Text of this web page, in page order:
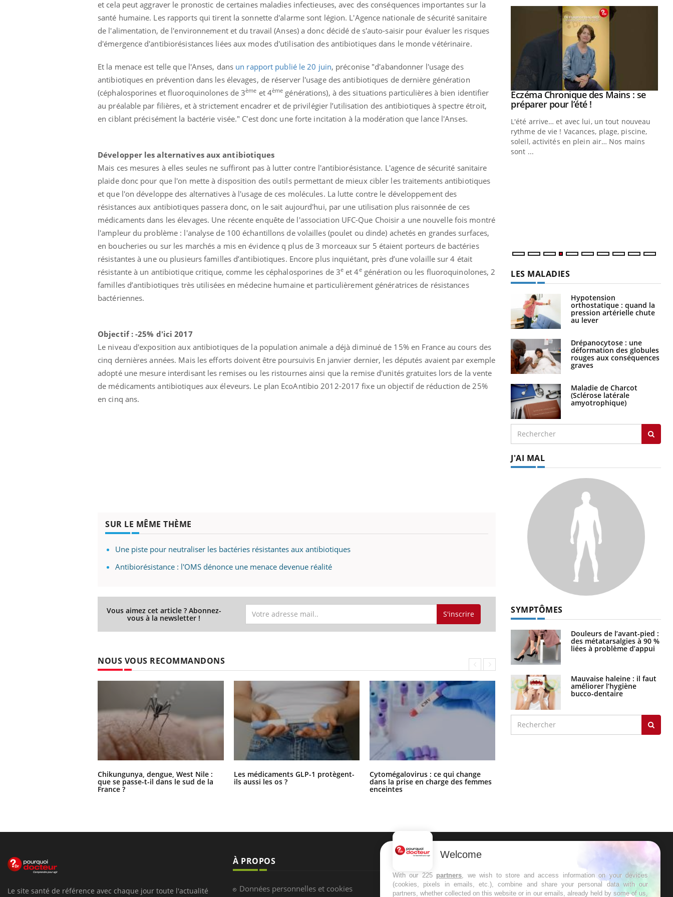
et cela peut aggraver le pronostic de certaines maladies infectieuses, avec des conséquences importantes sur la
santé humaine. Les rapports qui tirent la sonnette d'alarme sont légion. L'Agence nationale de sécurité sanitaire
de l'alimentation, de l'environnement et du travail (Anses) a donc décidé de s'auto-saisir pour évaluer les risques
d'émergence d'antibiorésistances liées aux modes d'utilisation des antibiotiques dans le monde vétérinaire.
Et la menace est telle que l'Anses, dans un rapport publié le 20 juin, préconise "d'abandonner l'usage des
antibiotiques en prévention dans les élevages, de réserver l'usage des antibiotiques de dernière génération
(céphalosporines et fluoroquinolones de 3ème et 4ème générations), à des situations particulières à bien identifier
au préalable par filières, et à strictement encadrer et de privilégier l’utilisation des antibiotiques à spectre étroit,
en ciblant précisément la bactérie visée." C'est donc une forte incitation à la modération que lance l'Anses.
Développer les alternatives aux antibiotiques
Mais ces mesures à elles seules ne suffiront pas à lutter contre l'antibiorésistance. L'agence de sécurité sanitaire
plaide donc pour que l'on mette à disposition des outils permettant de mieux cibler les traitements antibiotiques
et que l'on développe des alternatives à l'usage de ces molécules. La lutte contre le développement des
résistances aux antibiotiques passera donc, on le sait aujourd'hui, par une utilisation plus raisonnée de ces
médicaments dans les élevages. Une récente enquête de l'association UFC-Que Choisir a une nouvelle fois montré
l'ampleur du problème : l'analyse de 100 échantillons de volailles (poulet ou dinde) achetés en grandes surfaces,
en boucheries ou sur les marchés a mis en évidence q plus de 3 morceaux sur 5 étaient porteurs de bactéries
résistantes à une ou plusieurs familles d’antibiotiques. Encore plus inquiétant, près d’une volaille sur 4 était
résistante à un antibiotique critique, comme les céphalosporines de 3e et 4egénération ou les fluoroquinolones, 2
familles d’antibiotiques très utilisées en médecine humaine et particulièrement génératrices de résistances
bactériennes.
Objectif : -25% d'ici 2017
Le niveau d'exposition aux antibiotiques de la population animale a déjà diminué de 15% en France au cours des
cinq dernières années. Mais les efforts doivent être poursuivis En janvier dernier, les députés avaient par exemple
adopté une mesure interdisant les remises ou les ristournes ainsi que la remise d'unités gratuites lors de la vente
de médicaments antibiotiques aux éleveurs. Le plan EcoAntibio 2012-2017 fixe un objectif de réduction de 25%
en cinq ans.
SUR LE MÊME THÈME
Une piste pour neutraliser les bactéries résistantes aux antibiotiques
Antibiorésistance : l'OMS dénonce une menace devenue réalité
Vous aimez cet article ? Abonnez-
vous à la newsletter ! S'inscrire
NOUS VOUS RECOMMANDONS
Chikungunya, dengue, West Nile :
que se passe-t-il dans le sud de la
France ?
Les médicaments GLP-1 protègent-
ils aussi les os ?
Cytomégalovirus : ce qui change
dans la prise en charge des femmes
enceintes
Carence en fer : comprendre pour
Youtube
même alopécie… Les symptômes de la
carence en fer sont multiples ce qui la rend
Youtube
Insuline & Charge mentale : et si on
osait en parler??Youtube
En 2026, l'insuline dans le diabète de type 2
Youtube
Eczéma Chronique des Mains : se
préparer pour l’été !Youtube
L'été arrive… et avec lui, un tout nouveau
rythme de vie ! Vacances, plage, piscine,
soleil, activités en plein air… Nos mains
sont ...
LES MALADIES
Hypotension
orthostatique : quand la
pression artérielle chute
au lever
Drépanocytose : une
déformation des globules
rouges aux conséquences
graves
Maladie de Charcot
(Sclérose latérale
amyotrophique)
J'AI MAL
SYMPTÔMES
Douleurs de l’avant-pied :
des métatarsalgies à 90 %
liées à problème d’appui
Mauvaise haleine : il faut
améliorer l’hygiène
bucco-dentaire
Le site santé de référence avec chaque jour toute l'actualité
À PROPOS
Données personnelles et cookies
NEWSLETTER
Recevez toutes les semaines les meilleures
Welcome
With our 225 partners, we wish to store and access information on your devices
(cookies, pixels in emails, etc.), combine and share your personal data with our
partners, whether collected on this website or in our emails, already held by some of us,